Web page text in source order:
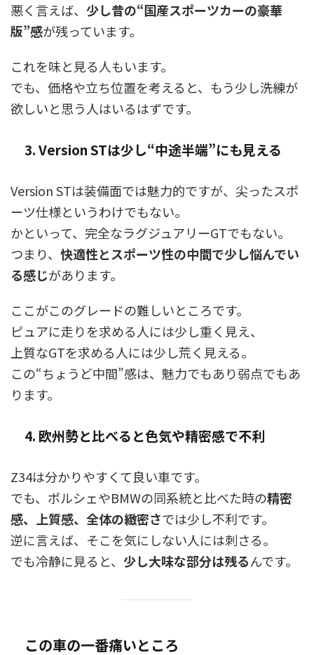
悪く言えば、 少し昔の“国産スポーツカーの豪華
版”感が残っています。
これを味と見る人もいます。
でも、価格や立ち位置を考えると、もう少し洗練が
欲しいと思う人はいるはずです。
3. Version STは少し“中途半端”にも見える
Version STは装備面では魅力的ですが、尖ったスポ
ーツ仕様というわけでもない。
かといって、完全なラグジュアリーGTでもない。
つまり、 快適性とスポーツ性の中間で少し悩んでい
る感じがあります。
ここがこのグレードの難しいところです。
ピュアに走りを求める人には少し重く見え、
上質なGTを求める人には少し荒く見える。
この“ちょうど中間”感は、魅力でもあり弱点でもあ
ります。
4. 欧州勢と比べると色気や精密感で不利
Z34は分かりやすくて良い車です。
でも、ポルシェやBMWの同系統と比べた時の精密
感、上質感、全体の緻密さでは少し不利です。
逆に言えば、そこを気にしない人には刺さる。
でも冷静に見ると、 少し大味な部分は残るんです。
この車の一番痛いところ